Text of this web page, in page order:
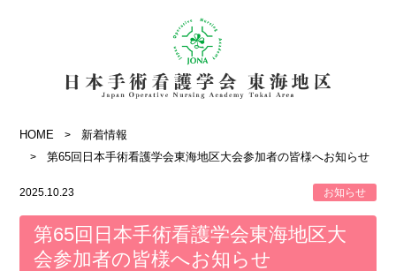
HOME
新着情報
第65回日本手術看護学会東海地区大会参加者の皆様へお知らせ
2025.10.23 お知らせ
第65回日本手術看護学会東海地区大
会参加者の皆様へお知らせ